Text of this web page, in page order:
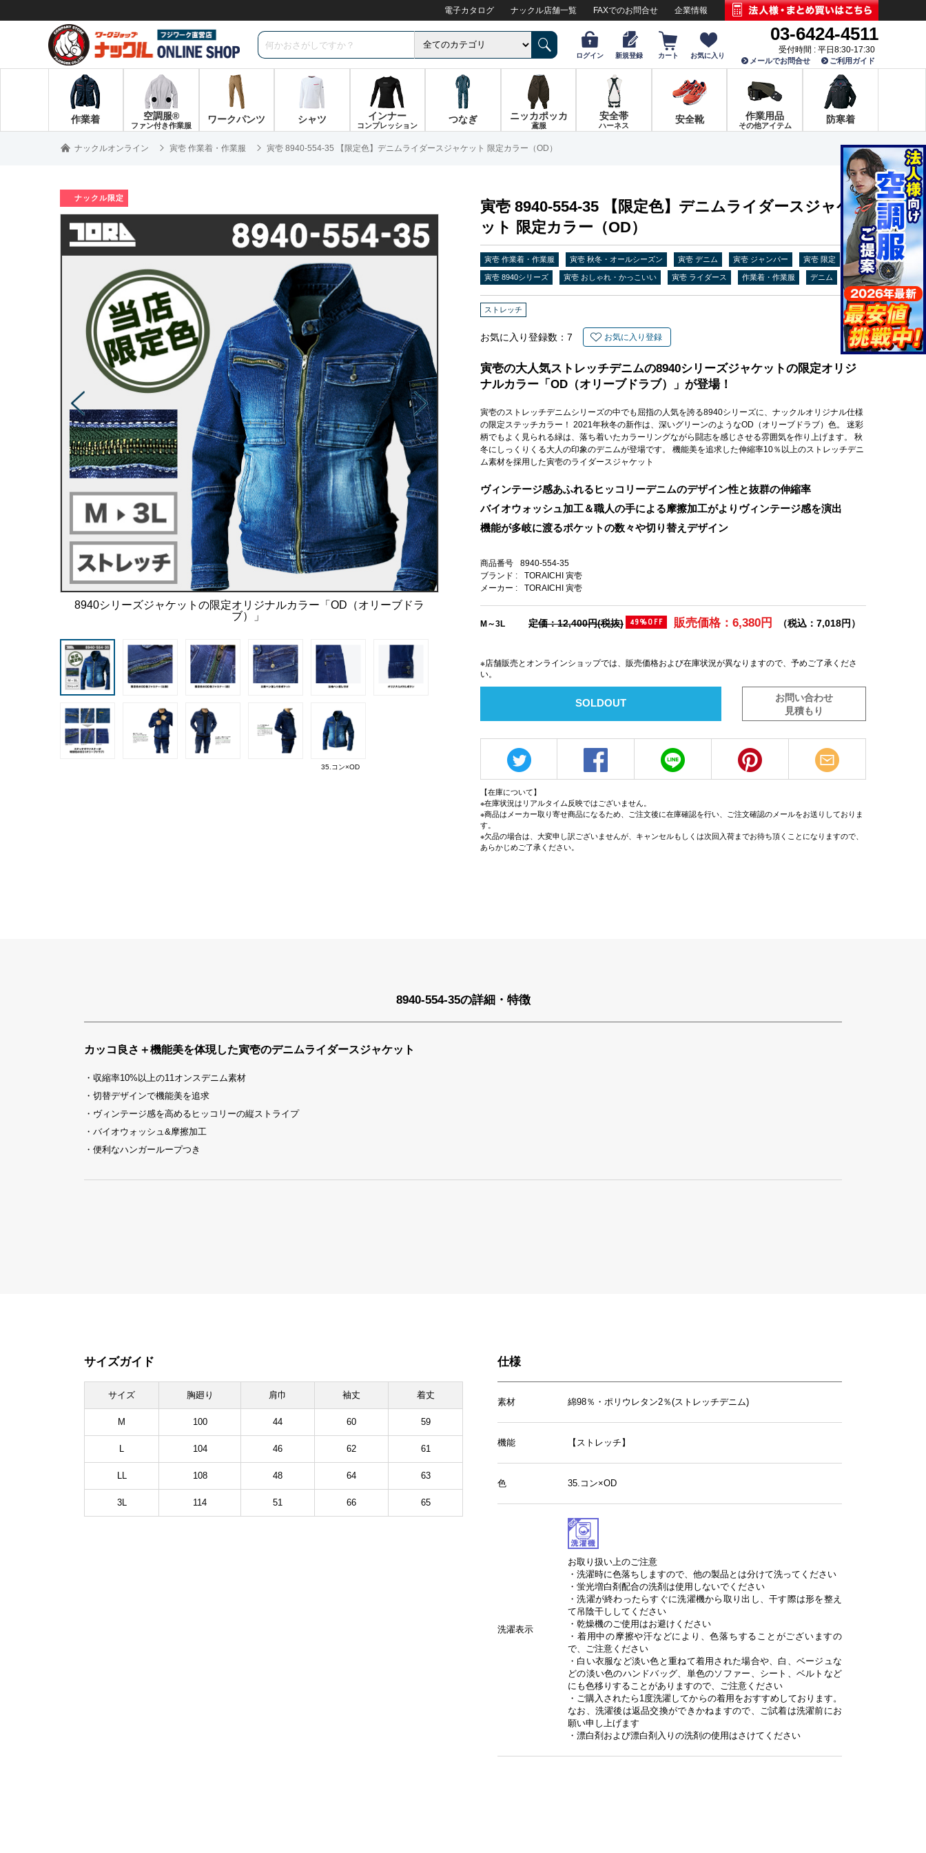
電子カタログ ナックル店舗一覧 FAXでのお問合せ 企業情報
ログイン 新規登録 カート お気に入り
03-6424-4511
受付時間 : 平日8:30-17:30
メールでお問合せ ご利用ガイド
作業着 空調服®
ファン付き作業服
ワークパンツ シャツ インナー
コンプレッション
つなぎ ニッカポッカ
鳶服
安全帯
ハーネス
安全靴 作業用品
その他アイテム
防寒着
ナックルオンライン 寅壱 作業着・作業服 寅壱 8940-554-35 【限定色】デニムライダースジャケット 限定カラー（OD）
ナックル限定
8940シリーズジャケットの限定オリジナルカラー「OD（オリーブドラ
ブ）」
35.コン×OD
寅壱 8940-554-35 【限定色】デニムライダースジャケ
ット 限定カラー（OD）
寅壱 作業着・作業服 寅壱 秋冬・オールシーズン 寅壱 デニム 寅壱 ジャンパー 寅壱 限定
寅壱 8940シリーズ 寅壱 おしゃれ・かっこいい 寅壱 ライダース 作業着・作業服 デニム
ストレッチ
お気に入り登録数： 7 お気に入り登録
寅壱の大人気ストレッチデニムの8940シリーズジャケットの限定オリジ
ナルカラー「OD（オリーブドラブ）」が登場！
寅壱のストレッチデニムシリーズの中でも屈指の人気を誇る8940シリーズに、ナックルオリジナル仕様
の限定ステッチカラー！ 2021年秋冬の新作は、深いグリーンのようなOD（オリーブドラブ）色。 迷彩
柄でもよく見られる緑は、落ち着いたカラーリングながら闘志を感じさせる雰囲気を作り上げます。 秋
冬にしっくりくる大人の印象のデニムが登場です。 機能美を追求した伸縮率10％以上のストレッチデニ
ム素材を採用した寅壱のライダースジャケット
ヴィンテージ感あふれるヒッコリーデニムのデザイン性と抜群の伸縮率
バイオウォッシュ加工＆職人の手による摩擦加工がよりヴィンテージ感を演出
機能が多岐に渡るポケットの数々や切り替えデザイン
商品番号
8940-554-35
ブランド :
TORAICHI 寅壱
メーカー :
TORAICHI 寅壱
M～3L 定価：12,400円(税抜) 49%OFF 販売価格：6,380円 （税込：7,018円）
※店舗販売とオンラインショップでは、販売価格および在庫状況が異なりますので、予めご了承くださ
い。
SOLDOUT
お問い合わせ
見積もり
【在庫について】
※在庫状況はリアルタイム反映ではございません。
※商品はメーカー取り寄せ商品になるため、ご注文後に在庫確認を行い、ご注文確認のメールをお送りしておりま
す。
※欠品の場合は、大変申し訳ございませんが、キャンセルもしくは次回入荷までお待ち頂くことになりますので、
あらかじめご了承ください。
8940-554-35の詳細・特徴
カッコ良さ＋機能美を体現した寅壱のデニムライダースジャケット
・収縮率10%以上の11オンスデニム素材
・切替デザインで機能美を追求
・ヴィンテージ感を高めるヒッコリーの縦ストライプ
・バイオウォッシュ&摩擦加工
・便利なハンガーループつき
サイズガイド
サイズ 胸廻り 肩巾 袖丈 着丈
M 100 44 60 59
L 104 46 62 61
LL 108 48 64 63
3L 114 51 66 65
仕様
素材 綿98％・ポリウレタン2％(ストレッチデニム)
機能 【ストレッチ】
色 35.コン×OD
洗濯表示
お取り扱い上のご注意
・洗濯時に色落ちしますので、他の製品とは分けて洗ってください
・蛍光増白剤配合の洗剤は使用しないでください
・洗濯が終わったらすぐに洗濯機から取り出し、干す際は形を整え
て吊陰干ししてください
・乾燥機のご使用はお避けください
・着用中の摩擦や汗などにより、色落ちすることがございますの
で、ご注意ください
・白い衣服など淡い色と重ねて着用された場合や、白、ベージュな
どの淡い色のハンドバッグ、単色のソファー、シート、ベルトなど
にも色移りすることがありますので、ご注意ください
・ご購入されたら1度洗濯してからの着用をおすすめしております。
なお、洗濯後は返品交換ができかねますので、ご試着は洗濯前にお
願い申し上げます
・漂白剤および漂白剤入りの洗剤の使用はさけてください